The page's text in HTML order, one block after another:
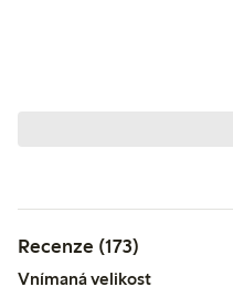
Recenze (173)
Vnímaná velikost